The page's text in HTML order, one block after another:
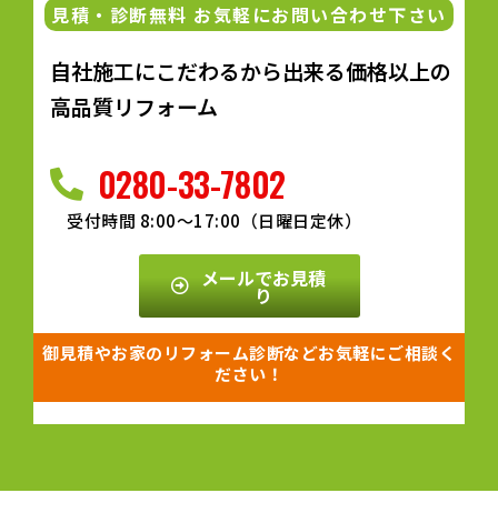
見積・診断無料 お気軽にお問い合わせ下さい
自社施工にこだわるから出来る価格以上の
高品質リフォーム
0280-33-7802
受付時間 8:00～17:00（日曜日定休）
メールでお見積
り
御見積やお家のリフォーム診断などお気軽にご相談く
ださい！